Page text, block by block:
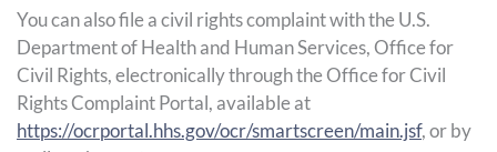
You can also file a civil rights complaint with the U.S.
Department of Health and Human Services, Office for
Civil Rights, electronically through the Office for Civil
Rights Complaint Portal, available at
https://ocrportal.hhs.gov/ocr/smartscreen/main.jsf, or by